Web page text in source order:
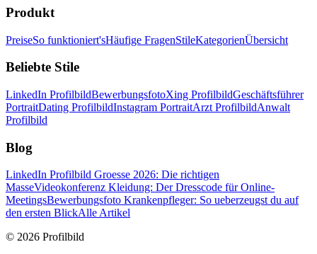
Produkt
PreiseSo funktioniert'sHäufige FragenStileKategorienÜbersicht
Beliebte Stile
LinkedIn ProfilbildBewerbungsfotoXing ProfilbildGeschäftsführer
PortraitDating ProfilbildInstagram PortraitArzt ProfilbildAnwalt
Profilbild
Blog
LinkedIn Profilbild Groesse 2026: Die richtigen
MasseVideokonferenz Kleidung: Der Dresscode für Online-
MeetingsBewerbungsfoto Krankenpfleger: So ueberzeugst du auf
den ersten BlickAlle Artikel
© 2026 Profilbild